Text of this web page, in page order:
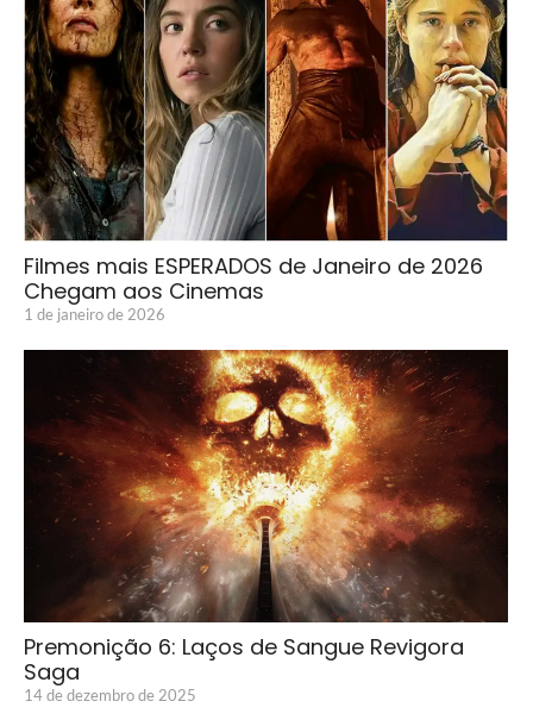
Filmes mais ESPERADOS de Janeiro de 2026
Chegam aos Cinemas
1 de janeiro de 2026
Premonição 6: Laços de Sangue Revigora
Saga
14 de dezembro de 2025